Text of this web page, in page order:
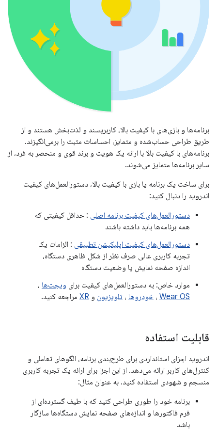
برنامه‌ها و بازی‌های با کیفیت بالا، کاربرپسند و لذت‌بخش هستند و از
طریق طراحی حساب‌شده و متمایز، احساسات مثبت را برمی‌انگیزند.
برنامه‌های با کیفیت بالا با ارائه یک هویت و برند قوی و منحصر به فرد، از
سایر برنامه‌ها متمایز می‌شوند.
برای ساخت یک برنامه یا بازی با کیفیت بالا، دستورالعمل‌های کیفیت
اندروید را دنبال کنید:
دستورالعمل‌های کیفیت برنامه اصلی : حداقل کیفیتی که
همه برنامه‌ها باید داشته باشند
دستورالعمل‌های کیفیت اپلیکیشن تطبیقی : الزامات یک
تجربه کاربری عالی صرف نظر از شکل ظاهری دستگاه،
اندازه صفحه نمایش یا وضعیت دستگاه
موارد خاص: به دستورالعمل‌های کیفیت برای ویجت‌ها ،
Wear OS ، خودروها ، تلویزیون و XR مراجعه کنید.
قابلیت استفاده
اندروید اجزای استانداردی برای طرح‌بندی برنامه، الگوهای تعاملی و
کنترل‌های کاربر ارائه می‌دهد. از این اجزا برای ارائه یک تجربه کاربری
منسجم و شهودی استفاده کنید. به عنوان مثال:
برنامه خود را طوری طراحی کنید که با طیف گسترده‌ای از
فرم فاکتورها و اندازه‌های صفحه نمایش دستگاه‌ها سازگار
باشد